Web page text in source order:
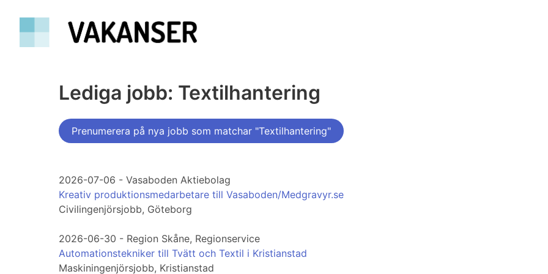
Lediga jobb: Textilhantering
Prenumerera på nya jobb som matchar "Textilhantering"
2026-07-06 - Vasaboden Aktiebolag
Kreativ produktionsmedarbetare till Vasaboden/Medgravyr.se
Civilingenjörsjobb, Göteborg
2026-06-30 - Region Skåne, Regionservice
Automationstekniker till Tvätt och Textil i Kristianstad
Maskiningenjörsjobb, Kristianstad